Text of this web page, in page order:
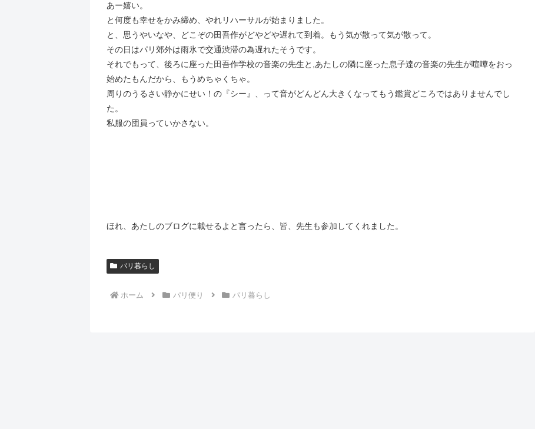
あー嬉い。
と何度も幸せをかみ締め、やれリハーサルが始まりました。
と、思うやいなや、どこぞの田吾作がどやどや遅れて到着。もう気が散って気が散って。
その日はパリ郊外は雨氷で交通渋滞の為遅れたそうです。
それでもって、後ろに座った田吾作学校の音楽の先生と,あたしの隣に座った息子達の音楽の先生が喧嘩をおっ
始めたもんだから、もうめちゃくちゃ。
周りのうるさい静かにせい！の『シー』、って音がどんどん大きくなってもう鑑賞どころではありませんでし
た。
私服の団員っていかさない。
ほれ、あたしのブログに載せるよと言ったら、皆、先生も参加してくれました。
パリ暮らし
ホーム パリ便り パリ暮らし